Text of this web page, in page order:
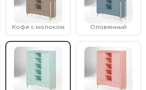
Кофе с молоком Оловянный